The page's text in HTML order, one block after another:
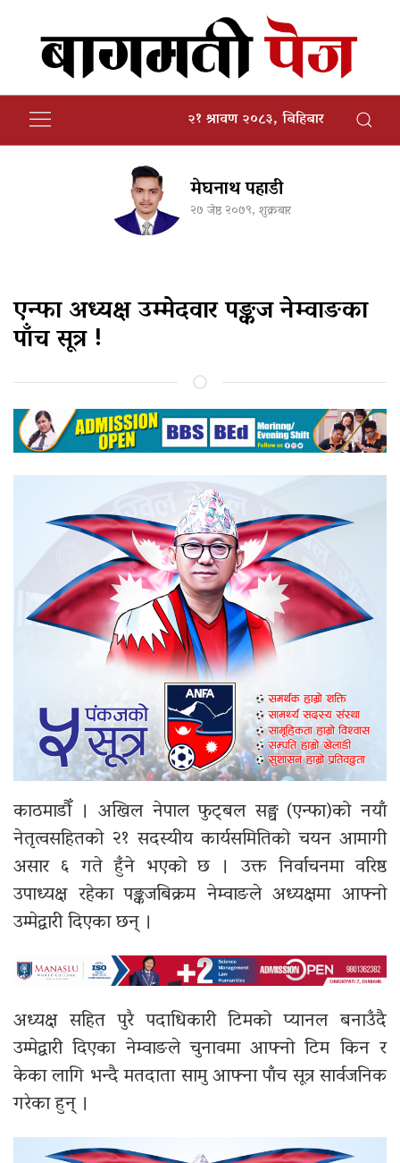
२१ श्रावण २०८३, बिहिबार
मेघनाथ पहाडी
२७ जेष्ठ २०७९, शुक्रबार
एन्फा अध्यक्ष उम्मेदवार पङ्कज नेम्वाङका
पाँच सूत्र !
काठमाडौँ ।अखिल नेपाल फुट्बल सङ्घ(एन्फा)को नयाँ
नेतृत्वसहितको २१ सदस्यीय कार्यसमितिको चयन आमागी
असार ६ गते हुँने भएको छ । उक्त निर्वाचनमा वरिष्ठ
उपाध्यक्ष रहेका पङ्कजबिक्रम नेम्वाङले अध्यक्षमा आफ्नो
उम्मेद्वारी दिएका छन् ।
अध्यक्ष सहित पुरै पदाधिकारी टिमको प्यानल बनाउँदै
उम्मेद्वारी दिएका नेम्वाङले चुनावमा आफ्नो टिम किन र
केका लागि भन्दै मतदाता सामु आफ्ना पाँच सूत्र सार्वजनिक
गरेका हुन् ।